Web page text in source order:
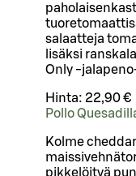
salaatteja
lisäksi
Only -
Hinta: 22,90 €
Pollo
Kolme
pikkelöityä